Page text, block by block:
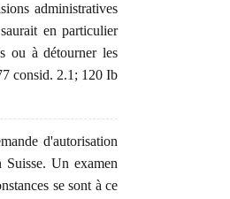
administratives
en particulier
ou à détourner les
consid. 2.1; 120 Ib
d'autorisation
Un examen
se sont à ce